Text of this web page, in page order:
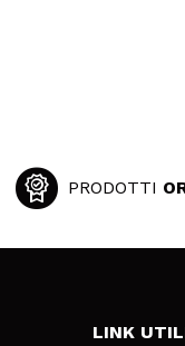
PRODOTTI
LINK